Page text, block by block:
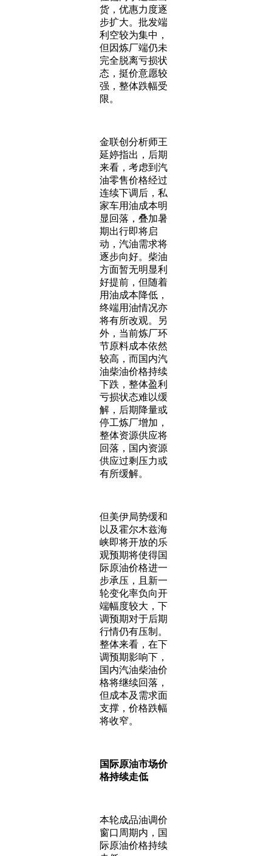
货，优惠力度逐
步扩大。批发端
利空较为集中，
但因炼厂端仍未
完全脱离亏损状
态，挺价意愿较
强，整体跌幅受
限。
金联创分析师王
延婷指出，后期
来看，考虑到汽
油零售价格经过
连续下调后，私
家车用油成本明
显回落，叠加暑
期出行即将启
动，汽油需求将
逐步向好。柴油
方面暂无明显利
好提前，但随着
用油成本降低，
终端用油情况亦
将有所改观。另
外，当前炼厂环
节原料成本依然
较高，而国内汽
油柴油价格持续
下跌，整体盈利
亏损状态难以缓
解，后期降量或
停工炼厂增加，
整体资源供应将
回落，国内资源
供应过剩压力或
有所缓解。
但美伊局势缓和
以及霍尔木兹海
峡即将开放的乐
观预期将使得国
际原油价格进一
步承压，且新一
轮变化率负向开
端幅度较大，下
调预期对于后期
行情仍有压制。
整体来看，在下
调预期影响下，
国内汽油柴油价
格将继续回落，
但成本及需求面
支撑，价格跌幅
将收窄。
国际原油市场价
格持续走低
本轮成品油调价
窗口周期内，国
际原油价格持续